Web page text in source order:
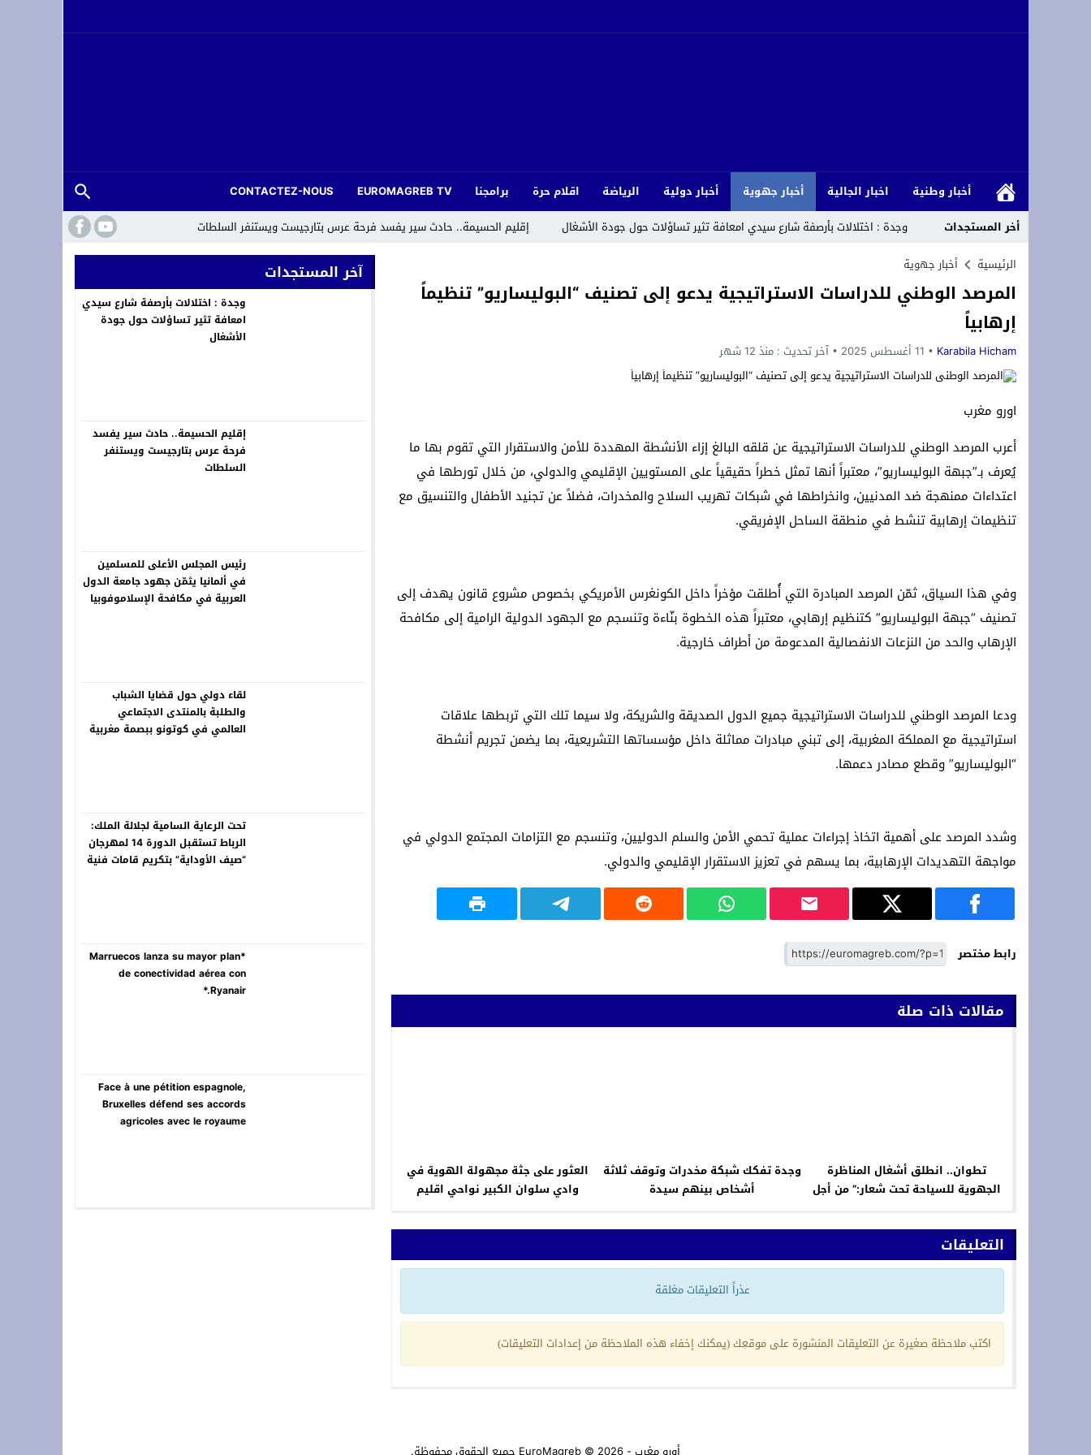
أخبار وطنية اخبار الجالية أخبار جهوية أخبار دولية الرياضة اقلام حرة برامجنا EUROMAGREB TV
CONTACTEZ-NOUS
أخر المستجدات
وجدة : اختلالات بأرصفة شارع سيدي امعافة تثير تساؤلات حول جودة الأشغال
إقليم الحسيمة.. حادث سير يفسد فرحة عرس بتارجيست ويستنفر السلطات
رئيس المجلس الأعلى للمسلمين في ألمانيا يثمّن جهود جامعة الدول العربية في مكافحة الإسلاموفوبيا
لقاء دولي حول قضايا الشباب والطلبة بالمنتدى الاجتماعي العالمي في كوتونو ببصمة مغربية
*Marruecos lanza su mayor plan de conectividad aérea con Ryanair.*
Face à une pétition espagnole, Bruxelles défend ses accords agricoles avec le royaume
الرئيسية أخبار جهوية
المرصد الوطني للدراسات الاستراتيجية يدعو إلى تصنيف “البوليساريو” تنظيماً
إرهابياً
Karabila Hicham 11 أغسطس 2025 آخر تحديث : منذ 12 شهر
اورو مغرب
أعرب المرصد الوطني للدراسات الاستراتيجية عن قلقه البالغ إزاء الأنشطة المهددة للأمن والاستقرار التي تقوم بها ما
يُعرف بـ”جبهة البوليساريو”، معتبراً أنها تمثل خطراً حقيقياً على المستويين الإقليمي والدولي، من خلال تورطها في
اعتداءات ممنهجة ضد المدنيين، وانخراطها في شبكات تهريب السلاح والمخدرات، فضلاً عن تجنيد الأطفال والتنسيق مع
تنظيمات إرهابية تنشط في منطقة الساحل الإفريقي.
وفي هذا السياق، ثمّن المرصد المبادرة التي أُطلقت مؤخراً داخل الكونغرس الأمريكي بخصوص مشروع قانون يهدف إلى
تصنيف “جبهة البوليساريو” كتنظيم إرهابي، معتبراً هذه الخطوة بنّاءة وتنسجم مع الجهود الدولية الرامية إلى مكافحة
الإرهاب والحد من النزعات الانفصالية المدعومة من أطراف خارجية.
ودعا المرصد الوطني للدراسات الاستراتيجية جميع الدول الصديقة والشريكة، ولا سيما تلك التي تربطها علاقات
استراتيجية مع المملكة المغربية، إلى تبني مبادرات مماثلة داخل مؤسساتها التشريعية، بما يضمن تجريم أنشطة
“البوليساريو” وقطع مصادر دعمها.
وشدد المرصد على أهمية اتخاذ إجراءات عملية تحمي الأمن والسلم الدوليين، وتنسجم مع التزامات المجتمع الدولي في
مواجهة التهديدات الإرهابية، بما يسهم في تعزيز الاستقرار الإقليمي والدولي.
رابط مختصر
مقالات ذات صلة
تطوان.. انطلق أشغال المناظرة
الجهوية للسياحة تحت شعار:” من أجل
وجدة تفكك شبكة مخدرات وتوقف ثلاثة
أشخاص بينهم سيدة
العثور على جثة مجهولة الهوية في
وادي سلوان الكبير نواحي اقليم
التعليقات
عذراً التعليقات مغلقة
اكتب ملاحظة صغيرة عن التعليقات المنشورة على موقعك (يمكنك إخفاء هذه الملاحظة من إعدادات التعليقات)
آخر المستجدات
وجدة : اختلالات بأرصفة شارع سيدي
امعافة تثير تساؤلات حول جودة
الأشغال
إقليم الحسيمة.. حادث سير يفسد
فرحة عرس بتارجيست ويستنفر
السلطات
رئيس المجلس الأعلى للمسلمين
في ألمانيا يثمّن جهود جامعة الدول
العربية في مكافحة الإسلاموفوبيا
لقاء دولي حول قضايا الشباب
والطلبة بالمنتدى الاجتماعي
العالمي في كوتونو ببصمة مغربية
تحت الرعاية السامية لجلالة الملك:
الرباط تستقبل الدورة 14 لمهرجان
“صيف الأوداية” بتكريم قامات فنية
*Marruecos lanza su mayor plan
de conectividad aérea con
Ryanair.*
Face à une pétition espagnole,
Bruxelles défend ses accords
agricoles avec le royaume